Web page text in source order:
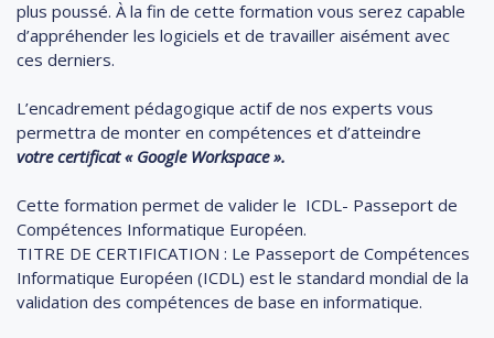
plus poussé. À la fin de cette formation vous serez capable
d’appréhender les logiciels et de travailler aisément avec
ces derniers.
L’encadrement pédagogique actif de nos experts vous
permettra de monter en compétences et d’atteindre
votrecertificat« Google Workspace ».
Cette formation permet de valider le ICDL- Passeport de
Compétences Informatique Européen.
TITRE DE CERTIFICATION : Le Passeport de Compétences
Informatique Européen (ICDL) est le standard mondial de la
validation des compétences de base en informatique.